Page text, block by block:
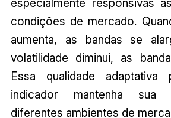
condições de mercado.
aumenta, as bandas se
volatilidade diminui, as
Essa qualidade
indicador mantenha sua
diferentes ambientes de